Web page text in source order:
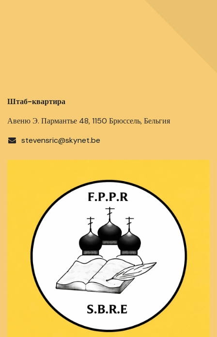
Штаб-квартира
Авеню Э. Пармантье 48, 1150 Брюссель, Бельгия
stevensric@skynet.be